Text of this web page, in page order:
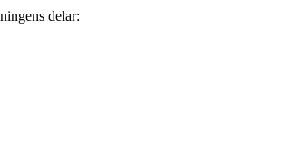
delar: